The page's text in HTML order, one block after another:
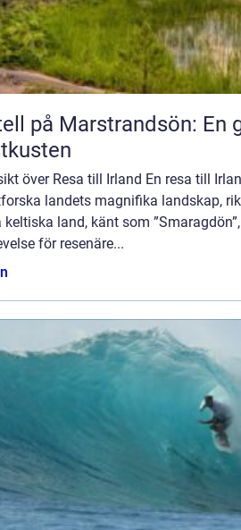
på Marstrandsön: En
över Resa till Irland En resa till
landets magnifika landskap,
keltiska land, känt som
för resenäre...